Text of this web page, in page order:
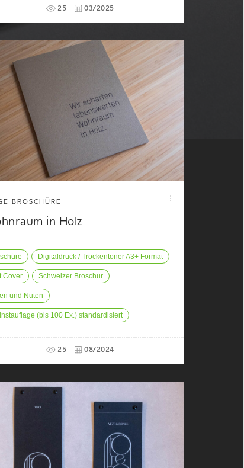
25 03/2025
BROSCHÜRE
in Holz
Digitaldruck / Trockentoner A3+ Format
Cover Schweizer Broschur
und Nuten
(bis 100 Ex.) standardisiert
25 08/2024